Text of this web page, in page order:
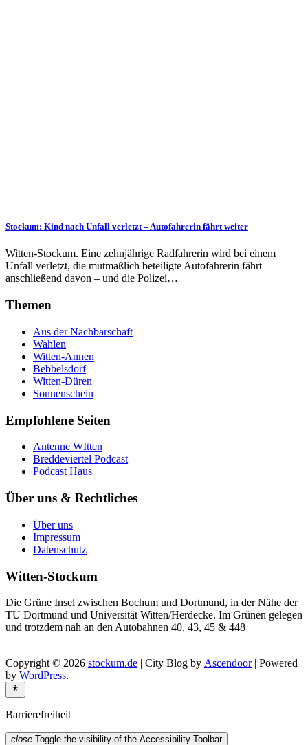
Stockum: Kind nach Unfall verletzt – Autofahrerin fährt weiter
Witten-Stockum. Eine zehnjährige Radfahrerin wird bei einem
Unfall verletzt, die mutmaßlich beteiligte Autofahrerin fährt
anschließend davon – und die Polizei…
Themen
Aus der Nachbarschaft
Wahlen
Witten-Annen
Bebbelsdorf
Witten-Düren
Sonnenschein
Empfohlene Seiten
Antenne WItten
Breddeviertel Podcast
Podcast Haus
Über uns & Rechtliches
Über uns
Impressum
Datenschutz
Witten-Stockum
Die Grüne Insel zwischen Bochum und Dortmund, in der Nähe der
TU Dortmund und Universität Witten/Herdecke. Im Grünen gelegen
und trotzdem nah an den Autobahnen 40, 43, 45 & 448
Copyright © 2026 stockum.de | City Blog by Ascendoor| Powered
by WordPress.
Barrierefreiheit
close Toggle the visibility of the Accessibility Toolbar